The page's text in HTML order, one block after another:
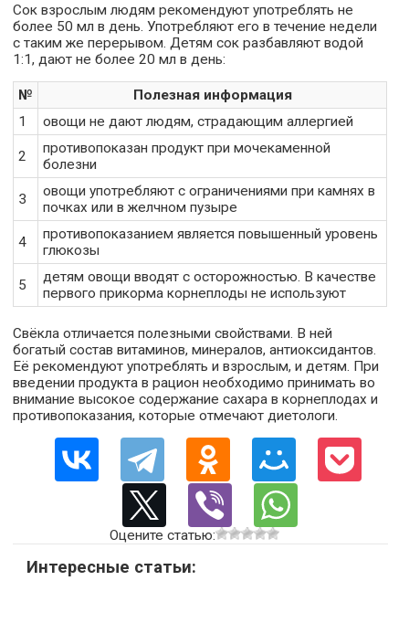
Сок взрослым людям рекомендуют употреблять не
более 50 мл в день. Употребляют его в течение недели
с таким же перерывом. Детям сок разбавляют водой
1:1, дают не более 20 мл в день:
№
Полезная информация
1
овощи не дают людям, страдающим аллергией
2
противопоказан продукт при мочекаменной
болезни
3
овощи употребляют с ограничениями при камнях в
почках или в желчном пузыре
4
противопоказанием является повышенный уровень
глюкозы
5
детям овощи вводят с осторожностью. В качестве
первого прикорма корнеплоды не используют
Свёкла отличается полезными свойствами. В ней
богатый состав витаминов, минералов, антиоксидантов.
Её рекомендуют употреблять и взрослым, и детям. При
введении продукта в рацион необходимо принимать во
внимание высокое содержание сахара в корнеплодах и
противопоказания, которые отмечают диетологи.
Оцените статью:
Интересные статьи: